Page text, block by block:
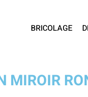
BRICOLAGE
MIROIR